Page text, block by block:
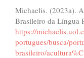
Michaelis. (2023a).
Brasileiro da Língua
https://
portugues/busca/
brasileiro/